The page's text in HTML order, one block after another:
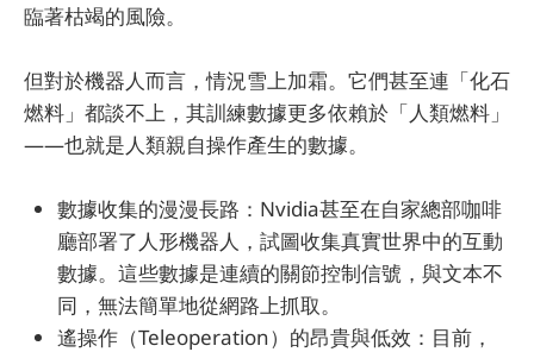
臨著枯竭的風險。
但對於機器人而言，情況雪上加霜。它們甚至連「化石
燃料」都談不上，其訓練數據更多依賴於「人類燃料」
——也就是人類親自操作產生的數據。
數據收集的漫漫長路：Nvidia甚至在自家總部咖啡
廳部署了人形機器人，試圖收集真實世界中的互動
數據。這些數據是連續的關節控制信號，與文本不
同，無法簡單地從網路上抓取。
遙操作（Teleoperation）的昂貴與低效：目前，